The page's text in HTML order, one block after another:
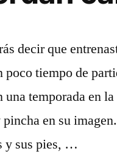
decir que
poco tiempo de
una temporada en
en su
y sus pies, …